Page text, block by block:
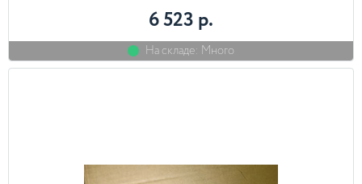
6 523 р.
На складе: Много